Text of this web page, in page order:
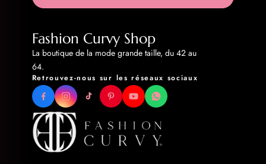
Fashion Curvy Shop
La boutique de la mode grande taille, du 42 au
64.
Retrouvez-nous sur les réseaux sociaux